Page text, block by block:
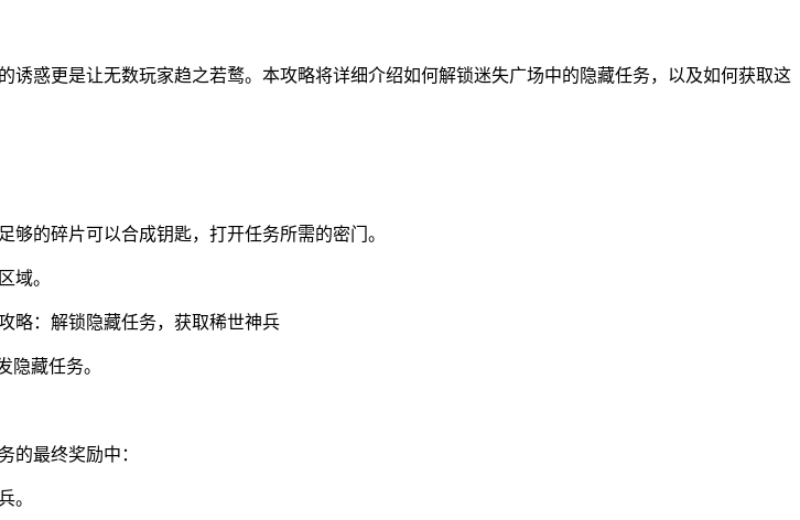
惑更是让无数玩家趋之若鹜。本攻略将详细介绍如何解锁迷失广场中的隐藏任务，以及如何获取这
的碎片可以合成钥匙，打开任务所需的密门。
域。
隐藏任务。
的最终奖励中：
。